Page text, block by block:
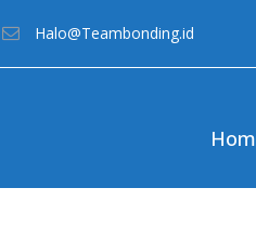
Halo@Teambonding.id